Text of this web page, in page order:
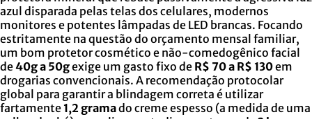
azul disparada pelas telas dos celulares, modernos
monitores e potentes lâmpadas de LED brancas. Focando
estritamente na questão do orçamento mensal familiar,
um bom protetor cosmético e não-comedogênico facial
de40g a 50gexige um gasto fixo de R$ 70 a R$ 130em
drogarias convencionais. A recomendação protocolar
global para garantir a blindagem correta é utilizar
fartamente 1,2 gramado creme espesso (a medida de uma